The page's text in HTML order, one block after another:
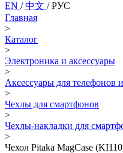
EN /中文 /РУС
Главная
>
Каталог
>
Электроника и аксессуары
>
Аксессуары для телефонов
>
Чехлы для смартфонов
>
Чехлы-накладки для
>
Чехол Pitaka MagCase